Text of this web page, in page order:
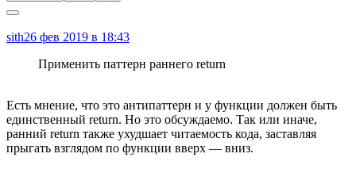
sith26 фев 2019 в 18:43
Применить паттерн раннего return
Есть мнение, что это антипаттерн и у функции должен быть
единственный return. Но это обсуждаемо. Так или иначе,
ранний return также ухудшает читаемость кода, заставляя
прыгать взглядом по функции вверх — вниз.